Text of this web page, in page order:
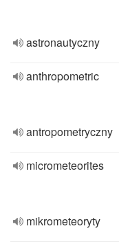
astronautyczny
anthropometric
antropometryczny
micrometeorites
mikrometeoryty